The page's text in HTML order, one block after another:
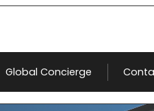
Global Concierge